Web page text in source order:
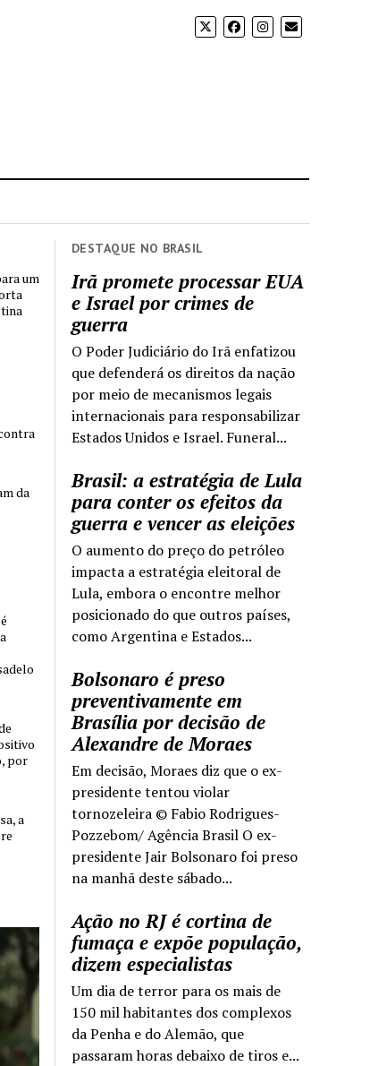
DESTAQUE NO BRASIL
Irã promete processar EUA
e Israel por crimes de
guerra
O Poder Judiciário do Irã enfatizou
que defenderá os direitos da nação
por meio de mecanismos legais
internacionais para responsabilizar
Estados Unidos e Israel. Funeral...
Brasil: a estratégia de Lula
para conter os efeitos da
guerra e vencer as eleições
O aumento do preço do petróleo
impacta a estratégia eleitoral de
Lula, embora o encontre melhor
posicionado do que outros países,
como Argentina e Estados...
Bolsonaro é preso
preventivamente em
Brasília por decisão de
Alexandre de Moraes
Em decisão, Moraes diz que o ex-
presidente tentou violar
tornozeleira © Fabio Rodrigues-
Pozzebom/ Agência Brasil O ex-
presidente Jair Bolsonaro foi preso
na manhã deste sábado...
Ação no RJ é cortina de
fumaça e expõe população,
dizem especialistas
Um dia de terror para os mais de
150 mil habitantes dos complexos
da Penha e do Alemão, que
passaram horas debaixo de tiros e...
um
da
por
a